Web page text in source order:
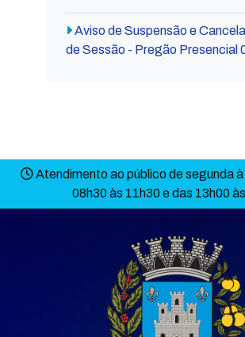
Aviso de Suspensão e
de Sessão - Pregão Presencial
Atendimento ao público de segunda
08h30 às 11h30 e das 13h00